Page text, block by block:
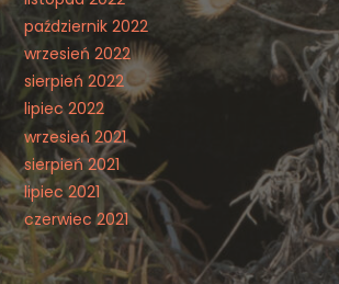
październik 2022
wrzesień 2022
sierpień 2022
lipiec 2022
wrzesień 2021
sierpień 2021
lipiec 2021
czerwiec 2021